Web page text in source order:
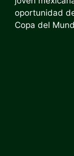
oportunidad
Copa del